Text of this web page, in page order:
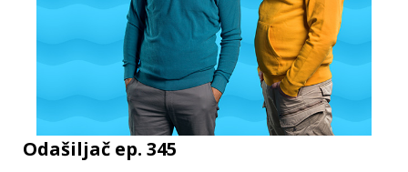
Odašiljač ep. 345